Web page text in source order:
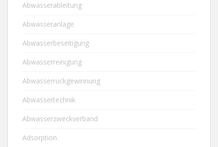
Abwasserableitung
Abwasseranlage
Abwasserbeseitigung
Abwasserreinigung
Abwasserrückgewinnung
Abwassertechnik
Abwasserzweckverband
Adsorption